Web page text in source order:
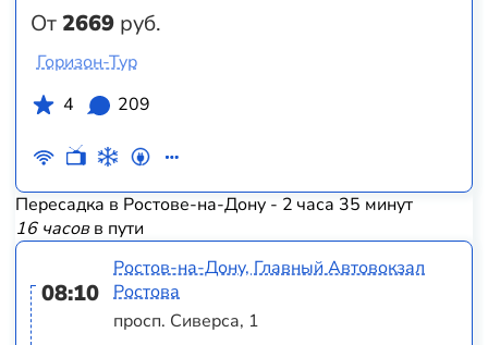
От2669 руб.
Горизон-Тур
4
209
Пересадка в Ростове-на-Дону - 2 часа 35 минут
16 часовв пути
08:10
Ростов-на-Дону, Главный Автовокзал
Ростова
просп. Сиверса, 1